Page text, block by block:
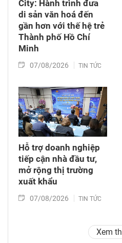
City: Hành trình đưa
di sản văn hoá đến
gần hơn với thế hệ trẻ
Thành phố Hồ Chí
Minh
07/08/2026 TIN TỨC
Hỗ trợ doanh nghiệp
tiếp cận nhà đầu tư,
mở rộng thị trường
xuất khẩu
07/08/2026 TIN TỨC
Xem